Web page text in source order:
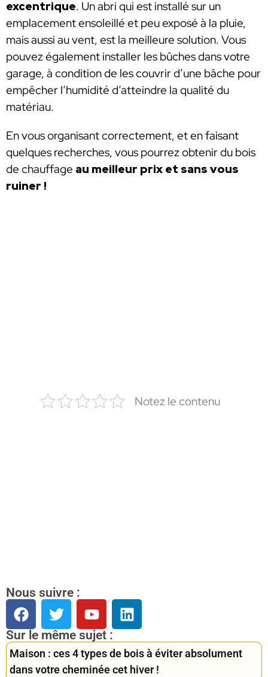
excentrique. Un abri qui est installé sur un
emplacement ensoleillé et peu exposé à la pluie,
mais aussi au vent, est la meilleure solution. Vous
pouvez également installer les bûches dans votre
garage, à condition de les couvrir d’une bâche pour
empêcher l’humidité d’atteindre la qualité du
matériau.
En vous organisant correctement, et en faisant
quelques recherches, vous pourrez obtenir du bois
de chauffage au meilleur prix et sans vous
ruiner !
Notez le contenu
Nous suivre :
Sur le même sujet :
Maison : ces 4 types de bois à éviter absolument
dans votre cheminée cet hiver !